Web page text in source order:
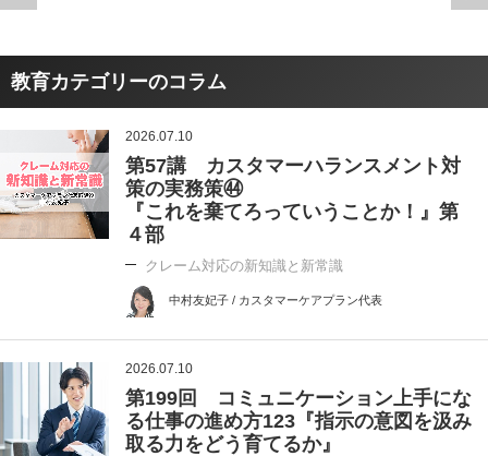
教育カテゴリーのコラム
2026.07.10
第57講 カスタマーハランスメント対
策の実務策㊹
『これを棄てろっていうことか！』第
４部
クレーム対応の新知識と新常識
中村友妃子 / カスタマーケアプラン代表
2026.07.10
第199回 コミュニケーション上手にな
る仕事の進め方123『指示の意図を汲み
取る力をどう育てるか』